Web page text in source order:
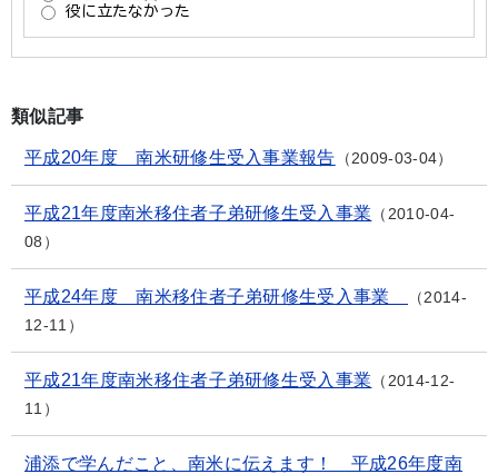
類似記事
平成20年度 南米研修生受入事業報告 2009-03-04
平成21年度南米移住者子弟研修生受入事業
2010-04-
08
平成24年度 南米移住者子弟研修生受入事業
2014-
12-11
平成21年度南米移住者子弟研修生受入事業
2014-12-
11
浦添で学んだこと、南米に伝えます！ 平成26年度南